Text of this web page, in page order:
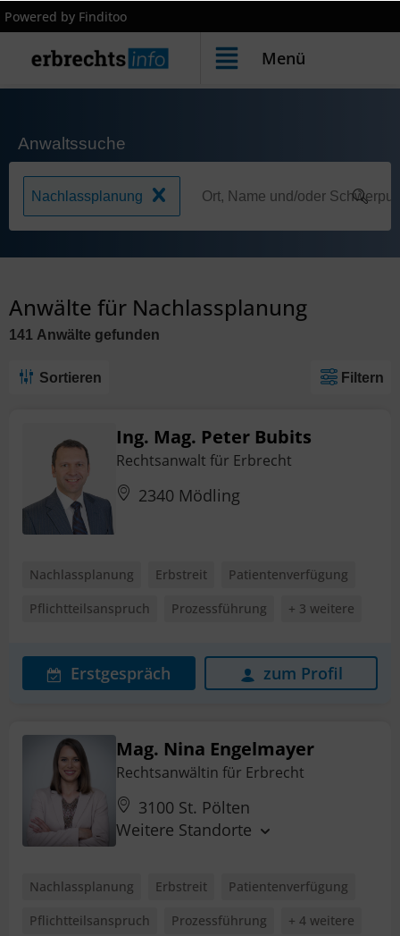
Powered by Finditoo
Menü
Anwaltssuche
Nachlassplanung
Anwälte für Nachlassplanung
141 Anwälte gefunden
Sortieren Filtern
Ing. Mag. Peter Bubits
Rechtsanwalt für Erbrecht
2340 Mödling
Nachlassplanung Erbstreit
Patientenverfügung
Pflichtteilsanspruch
Prozessführung + 3 weitere
Erstgespräch zum Profil
Mag. Nina Engelmayer
Rechtsanwältin für Erbrecht
3100 St. Pölten
Weitere Standorte
Nachlassplanung Erbstreit
Patientenverfügung
Pflichtteilsanspruch
Prozessführung + 4 weitere